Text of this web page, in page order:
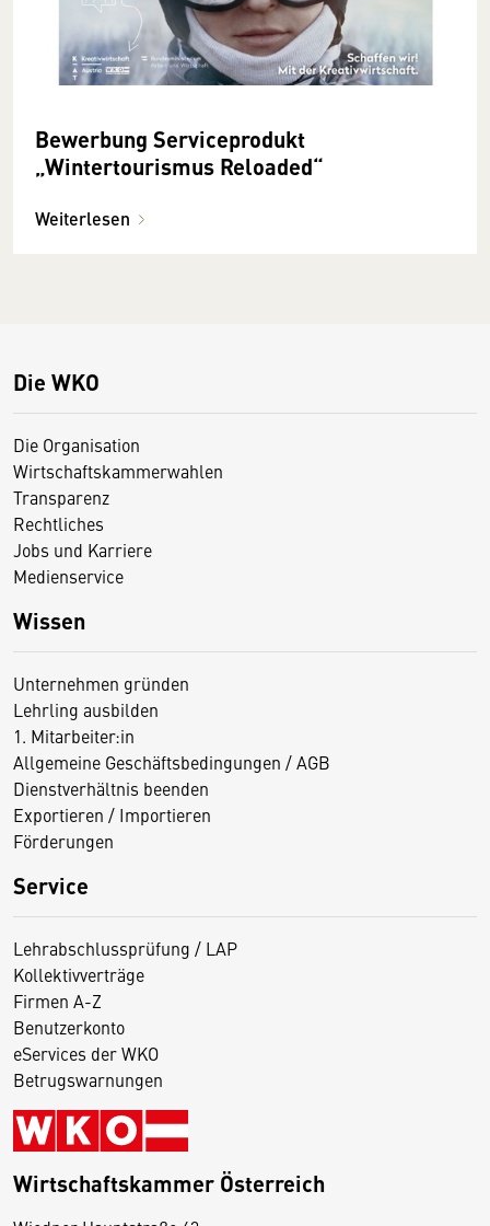
Bewerbung Serviceprodukt
„Wintertourismus Reloaded“
Weiterlesen
Die WKO
Die Organisation
Wirtschaftskammerwahlen
Transparenz
Rechtliches
Jobs und Karriere
Medienservice
Wissen
Unternehmen gründen
Lehrling ausbilden
1. Mitarbeiter:in
Allgemeine Geschäftsbedingungen / AGB
Dienstverhältnis beenden
Exportieren / Importieren
Förderungen
Service
Lehrabschlussprüfung / LAP
Kollektivverträge
Firmen A-Z
Benutzerkonto
eServices der WKO
Betrugswarnungen
Wirtschaftskammer Österreich